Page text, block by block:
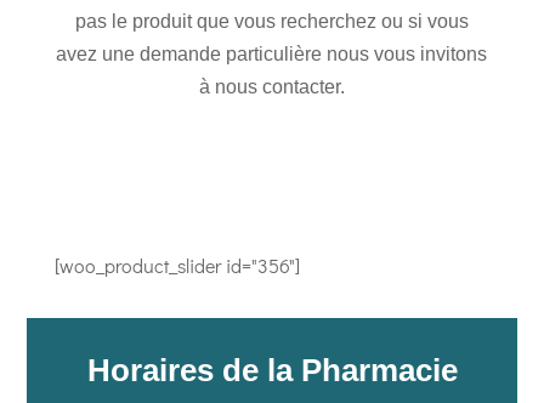
pas le produit que vous recherchez ou si vous
avez une demande particulière nous vous invitons
à nous contacter.
[woo_product_slider id="356"]
Horaires de la Pharmacie